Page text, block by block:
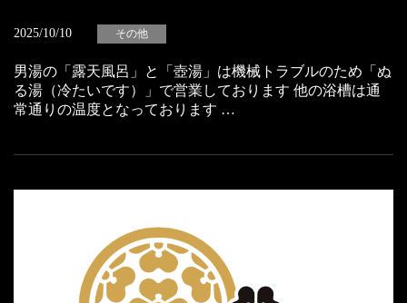
2025/10/10 その他
男湯の「露天風呂」と「壺湯」は機械トラブルのため「ぬ
る湯（冷たいです）」で営業しております 他の浴槽は通
常通りの温度となっております …